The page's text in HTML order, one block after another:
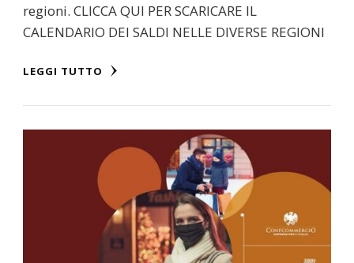
regioni. CLICCA QUI PER SCARICARE IL
CALENDARIO DEI SALDI NELLE DIVERSE REGIONI
LEGGI TUTTO